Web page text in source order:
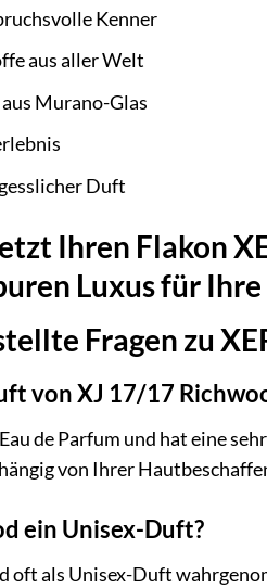
Kenner
aus aller Welt
Murano-Glas
Duft
Ihren Flakon
Luxus für Ihre
Fragen zu
von XJ 17/17
de Parfum und hat eine
von Ihrer
ein Unisex-Duft?
oft als Unisex-Duft